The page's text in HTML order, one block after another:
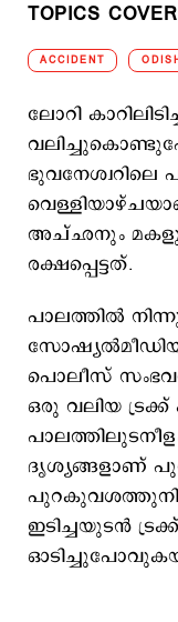
TOPICS
ACCIDENT
ലോറി
ഭുവനേശ്വറിലെ
അച്ഛനും
രക്ഷപ്പെട്ടത്.
പാലത്തില്‍
പൊലീസ്
ഒരു വലിയ ട്രക്ക്
ദൃശ്യങ്ങളാണ്
ഇടിച്ചയുടന്‍